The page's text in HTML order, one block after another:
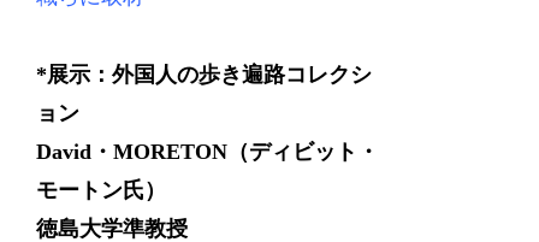
*展示：外国人の歩き遍路コレクシ
ョン
David・MORETON（ディビット・
モートン氏）
徳島大学準教授